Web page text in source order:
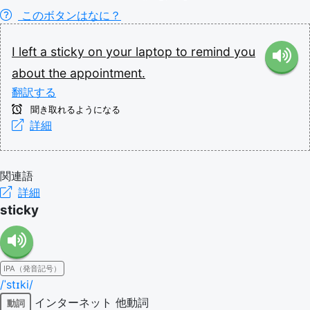
このボタンはなに？
I left a sticky on your laptop to remind you
about the appointment.
翻訳する
聞き取れるようになる
詳細
関連語
詳細
sticky
IPA（発音記号）
/ˈstɪki/
動詞 インターネット 他動詞